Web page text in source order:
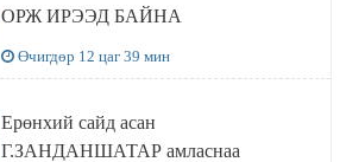
ОРЖ ИРЭЭД БАЙНА
Өчигдөр 12 цаг 39 мин
Ерөнхий сайд асан
Г.ЗАНДАНШАТАР амласнаа